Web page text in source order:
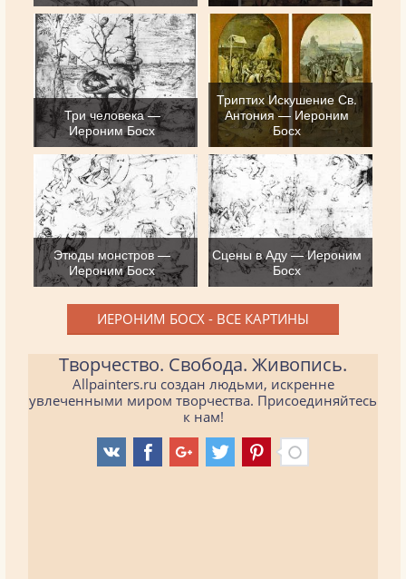
Три человека —
Иероним Босх
Триптих Искушение Св.
Антония — Иероним
Босх
Этюды монстров —
Иероним Босх
Сцены в Аду — Иероним
Босх
ИЕРОНИМ БОСХ - ВСЕ КАРТИНЫ
Творчество. Свобода. Живопись.
Allpainters.ru создан людьми, искренне
увлеченными миром творчества. Присоединяйтесь
к нам!